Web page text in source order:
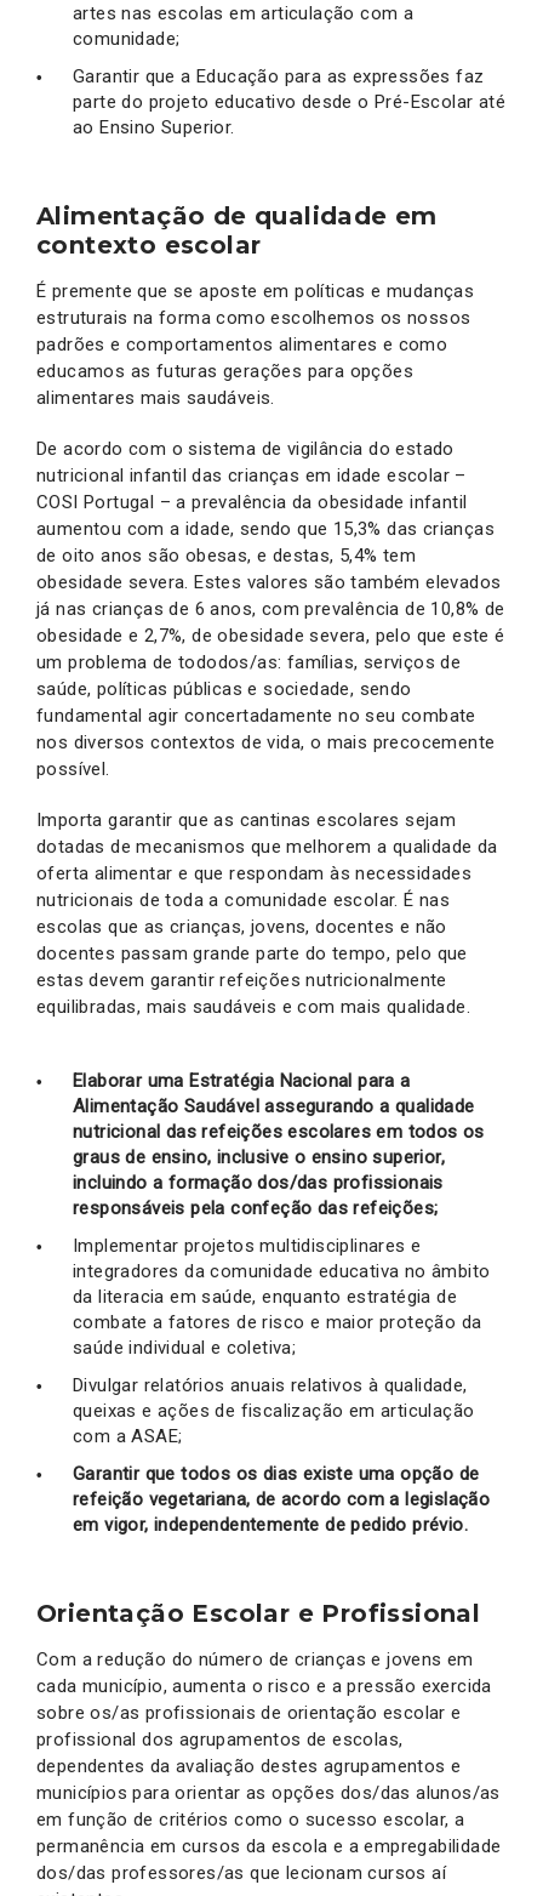
artes nas escolas em articulação com a
comunidade;
Garantir que a Educação para as expressões faz
parte do projeto educativo desde o Pré-Escolar até
ao Ensino Superior.
Alimentação de qualidade em
contexto escolar
É premente que se aposte em políticas e mudanças
estruturais na forma como escolhemos os nossos
padrões e comportamentos alimentares e como
educamos as futuras gerações para opções
alimentares mais saudáveis.
De acordo com o sistema de vigilância do estado
nutricional infantil das crianças em idade escolar –
COSI Portugal – a prevalência da obesidade infantil
aumentou com a idade, sendo que 15,3% das crianças
de oito anos são obesas, e destas, 5,4% tem
obesidade severa. Estes valores são também elevados
já nas crianças de 6 anos, com prevalência de 10,8% de
obesidade e 2,7%, de obesidade severa, pelo que este é
um problema de tododos/as: famílias, serviços de
saúde, políticas públicas e sociedade, sendo
fundamental agir concertadamente no seu combate
nos diversos contextos de vida, o mais precocemente
possível.
Importa garantir que as cantinas escolares sejam
dotadas de mecanismos que melhorem a qualidade da
oferta alimentar e que respondam às necessidades
nutricionais de toda a comunidade escolar. É nas
escolas que as crianças, jovens, docentes e não
docentes passam grande parte do tempo, pelo que
estas devem garantir refeições nutricionalmente
equilibradas, mais saudáveis e com mais qualidade.
Elaborar uma Estratégia Nacional para a
Alimentação Saudável assegurando a qualidade
nutricional das refeições escolares em todos os
graus de ensino, inclusive o ensino superior,
incluindo a formação dos/das profissionais
responsáveis pela confeção das refeições;
Implementar projetos multidisciplinares e
integradores da comunidade educativa no âmbito
da literacia em saúde, enquanto estratégia de
combate a fatores de risco e maior proteção da
saúde individual e coletiva;
Divulgar relatórios anuais relativos à qualidade,
queixas e ações de fiscalização em articulação
com a ASAE;
Garantir que todos os dias existe uma opção de
refeição vegetariana, de acordo com a legislação
em vigor, independentemente de pedido prévio.
Orientação Escolar e Profissional
Com a redução do número de crianças e jovens em
cada município, aumenta o risco e a pressão exercida
sobre os/as profissionais de orientação escolar e
profissional dos agrupamentos de escolas,
dependentes da avaliação destes agrupamentos e
municípios para orientar as opções dos/das alunos/as
em função de critérios como o sucesso escolar, a
permanência em cursos da escola e a empregabilidade
dos/das professores/as que lecionam cursos aí